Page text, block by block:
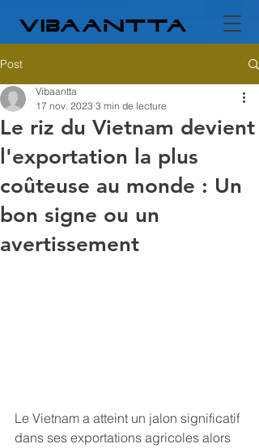
Post
Le riz du Vietnam devient
l'exportation la plus
coûteuse au monde : Un
bon signe ou un
avertissement
Vibaantta
17 nov. 2023 3 min de lecture
Le Vietnam a atteint un jalon significatif
dans ses exportations agricoles alors